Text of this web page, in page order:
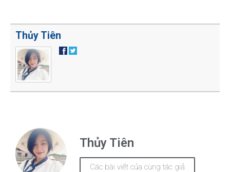
Thủy Tiên
Thủy Tiên
Các bài viết của cùng tác giả